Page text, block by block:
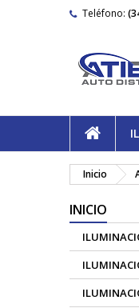
Teléfono:
Inicio
INICIO